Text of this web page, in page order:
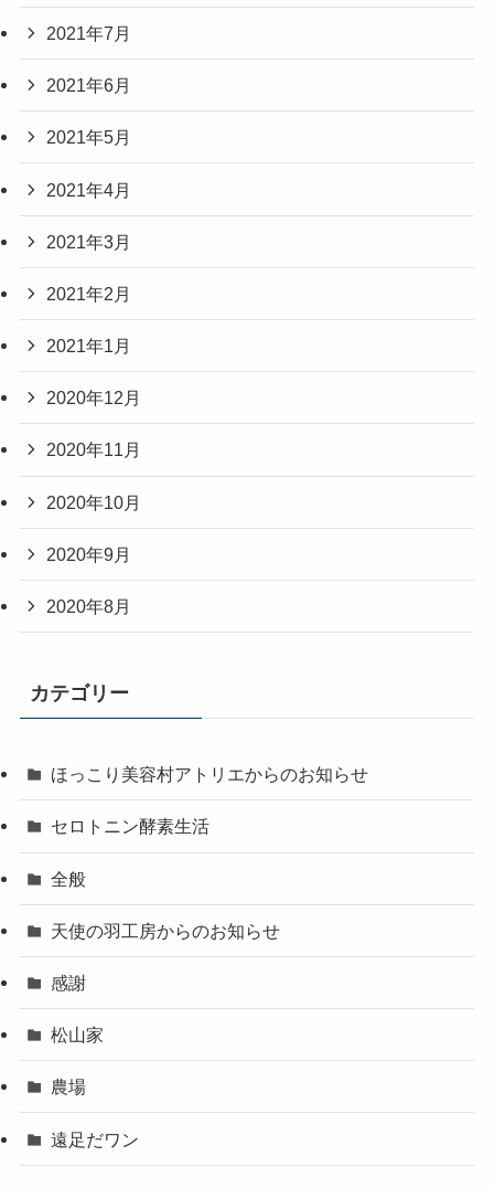
2021年7月
2021年6月
2021年5月
2021年4月
2021年3月
2021年2月
2021年1月
2020年12月
2020年11月
2020年10月
2020年9月
2020年8月
カテゴリー
ほっこり美容村アトリエからのお知らせ
セロトニン酵素生活
全般
天使の羽工房からのお知らせ
感謝
松山家
農場
遠足だワン